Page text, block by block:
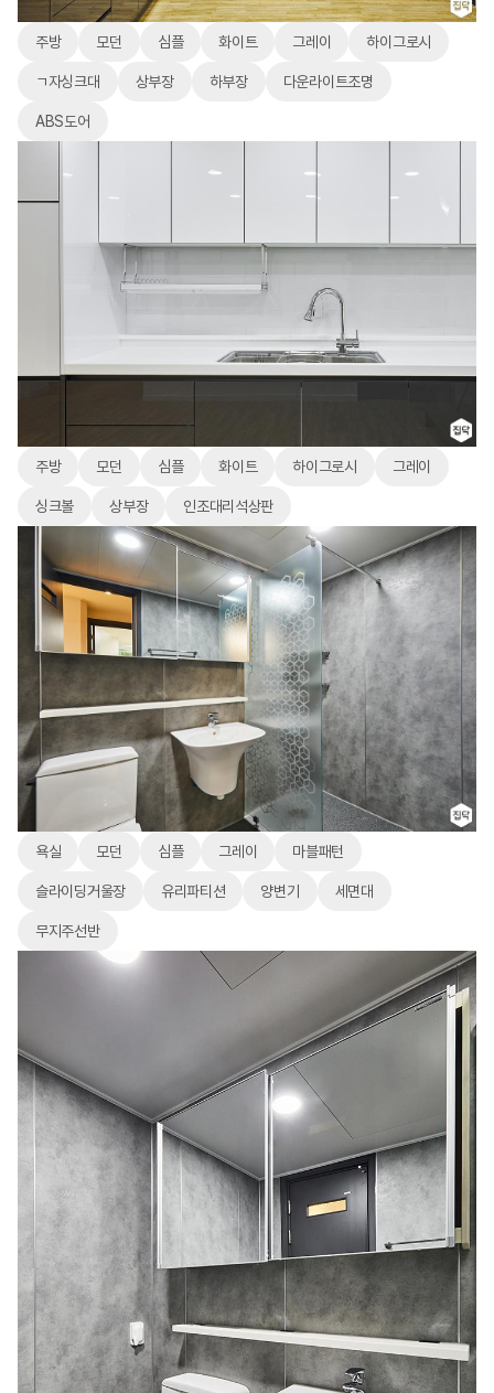
주방 모던 심플 화이트 그레이 하이그로시
ㄱ자싱크대 상부장 하부장 다운라이트조명
ABS도어
주방 모던 심플 화이트 하이그로시 그레이
싱크볼 상부장 인조대리석상판
욕실 모던 심플 그레이 마블패턴
슬라이딩거울장 유리파티션 양변기 세면대
무지주선반